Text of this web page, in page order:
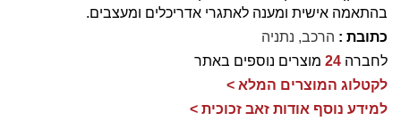
בהתאמה אישית ומענה לאתגרי אדריכלים ומעצבים.
כתובת : הרכב, נתניה
לחברה 24 מוצרים נוספים באתר
לקטלוג המוצרים המלא >
למידע נוסף אודות זאב זכוכית >